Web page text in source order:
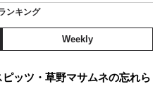
ンキング
Weekly
ッツ・草野マサムネの忘れら